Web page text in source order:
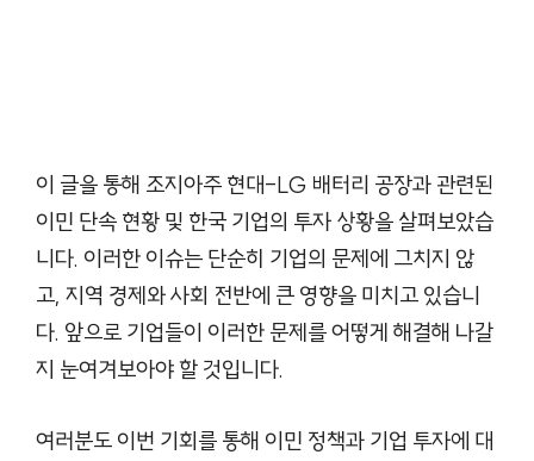
이 글을 통해 조지아주 현대-LG 배터리 공장과 관련된
이민 단속 현황 및 한국 기업의 투자 상황을 살펴보았습
니다. 이러한 이슈는 단순히 기업의 문제에 그치지 않
고, 지역 경제와 사회 전반에 큰 영향을 미치고 있습니
다. 앞으로 기업들이 이러한 문제를 어떻게 해결해 나갈
지 눈여겨보아야 할 것입니다.
여러분도 이번 기회를 통해 이민 정책과 기업 투자에 대